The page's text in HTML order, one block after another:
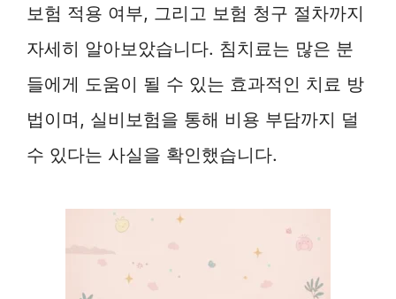
보험 적용 여부, 그리고 보험 청구 절차까지
자세히 알아보았습니다. 침치료는 많은 분
들에게 도움이 될 수 있는 효과적인 치료 방
법이며, 실비보험을 통해 비용 부담까지 덜
수 있다는 사실을 확인했습니다.